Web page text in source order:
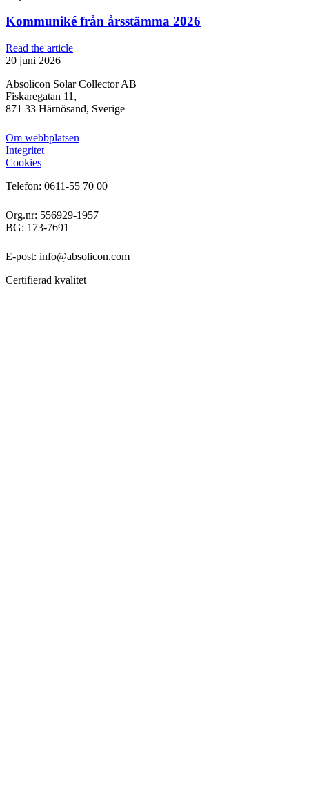
Kommuniké från årsstämma 2026
Read the article
20 juni 2026
Absolicon Solar Collector AB
Fiskaregatan 11,
871 33 Härnösand, Sverige
Om webbplatsen
Integritet
Cookies
Telefon: 0611-55 70 00
Org.nr: 556929-1957
BG: 173-7691
E-post: info@absolicon.com
Certifierad kvalitet